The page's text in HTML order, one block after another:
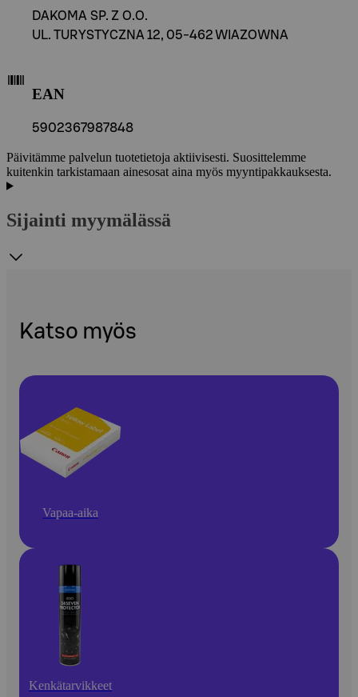
DAKOMA SP. Z O.O.
UL. TURYSTYCZNA 12, 05-462 WIAZOWNA
EAN
5902367987848
Päivitämme palvelun tuotetietoja aktiivisesti. Suosittelemme
kuitenkin tarkistamaan ainesosat aina myös myyntipakkauksesta.
Sijainti myymälässä
Katso myös
Vapaa-aika
Kenkätarvikkeet